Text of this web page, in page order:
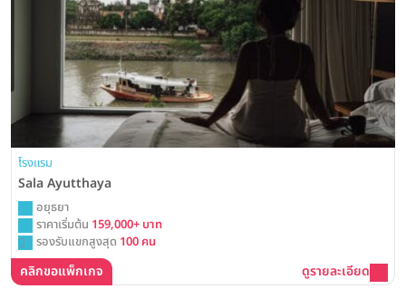
โรงแรม
Sala Ayutthaya
อยุธยา
ราคาเริ่มต้น 159,000+ บาท
รองรับแขกสูงสุด 100 คน
คลิกขอแพ็กเกจ ดูรายละเอียด